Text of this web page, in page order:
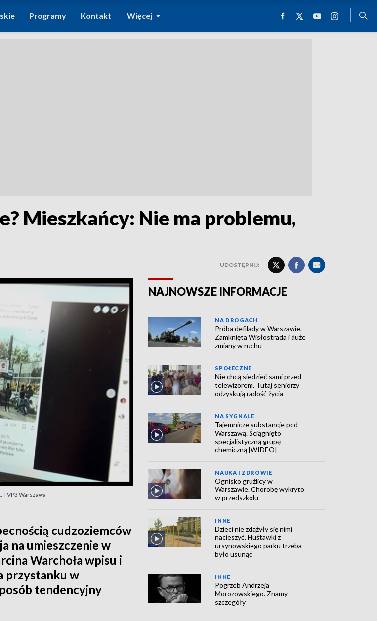
Programy Kontakt Więcej
Mieszkańcy: Nie ma problemu,
UDOSTĘPNIJ:
Warszawa
cudzoziemców
na umieszczenie w
Warchoła wpisu i
przystanku w
tendencyjny
NAJNOWSZE INFORMACJE
NA DROGACH
Próba defilady w Warszawie.
Zamknięta Wisłostrada i duże
zmiany w ruchu
SPOŁECZNE
Nie chcą siedzieć sami przed
telewizorem. Tutaj seniorzy
odzyskują radość życia
NA SYGNALE
Tajemnicze substancje pod
Warszawą. Ściągnięto
specjalistyczną grupę
chemiczną [WIDEO]
NAUKA I ZDROWIE
Ognisko gruźlicy w
Warszawie. Chorobę wykryto
w przedszkolu
INNE
Dzieci nie zdążyły się nimi
nacieszyć. Huśtawki z
ursynowskiego parku trzeba
było usunąć
INNE
Pogrzeb Andrzeja
Morozowskiego. Znamy
szczegóły